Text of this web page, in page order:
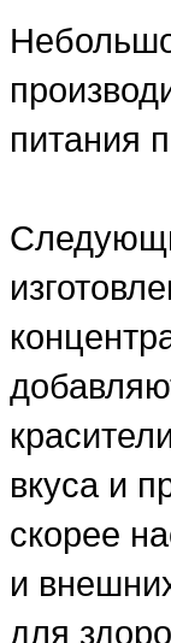
питания
вкуса и
скорее
и
для